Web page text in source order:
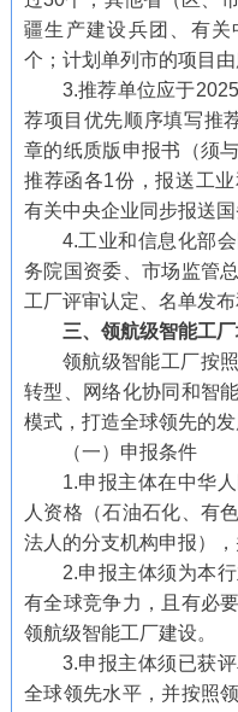
疆生产建设兵团、有
个；计划单列市的项目由
3.推荐单位应于
荐项目优先顺序填写推
章的纸质版申报书（须
推荐函各1份，报送工
有关中央企业同步报送
4.工业和信息化部
务院国资委、市场监管
工厂评审认定、名单发布
三、领航级智能工
领航级智能工厂按
转型、网络化协同和智
模式，打造全球领先的发
（一）申报条件
1.申报主体在中华
人资格（石油石化、有
法人的分支机构申报）
2.申报主体须为本
有全球竞争力，且有必
领航级智能工厂建设。
3.申报主体须已获
全球领先水平，并按照